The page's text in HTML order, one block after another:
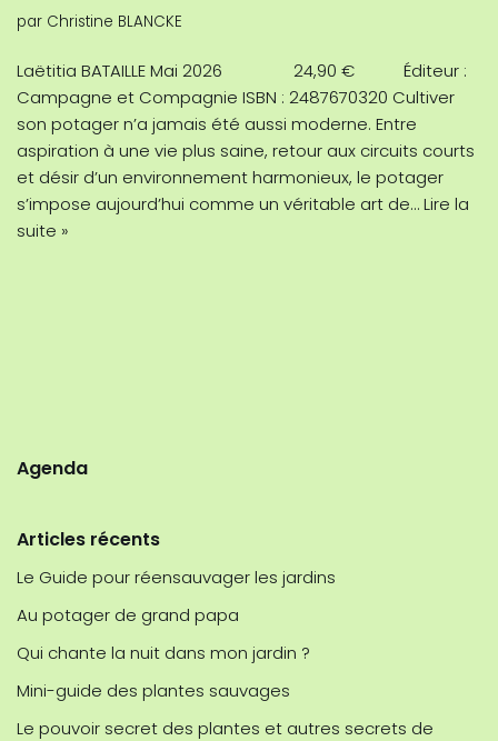
par Christine BLANCKE
Laëtitia BATAILLE Mai 2026 24,90 € Éditeur :
Campagne et Compagnie ISBN : 2487670320 Cultiver
son potager n’a jamais été aussi moderne. Entre
aspiration à une vie plus saine, retour aux circuits courts
et désir d’un environnement harmonieux, le potager
s’impose aujourd’hui comme un véritable art de…Lire la
suite »
Agenda
Articles récents
Le Guide pour réensauvager les jardins
Au potager de grand papa
Qui chante la nuit dans mon jardin ?
Mini-guide des plantes sauvages
Le pouvoir secret des plantes et autres secrets de